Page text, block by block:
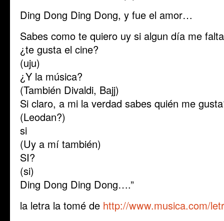
Ding Dong Ding Dong, y fue el amor…
Sabes como te quiero uy si algun día me
¿te gusta el cine?
(uju)
¿Y la música?
(También Divaldi, Bajj)
Si claro, a mi la verdad sabes quién me
(Leodan?)
si
(Uy a mí también)
SI?
(si)
Ding Dong Ding Dong….”
la letra la tomé de http://www.musica.com/